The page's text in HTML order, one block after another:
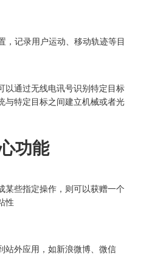
，记录用户运动、移动轨迹等目
以通过无线电讯号识别特定目标
与特定目标之间建立机械或者光
功能
某些指定操作，则可以获赠一个
性
站外应用，如新浪微博、微信